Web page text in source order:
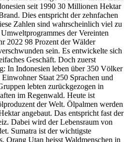
seit 1990 30 Millionen Hektar
Dies entspricht der zehnfachen
Zahlen sind wahrscheinlich viel zu
der Vereinten
2022 98 Prozent der Wälder
sein. Es entwickelte sich
Geschäft. Doch zuerst
In Indonesien leben über 350 Völker
Staat 250 Sprachen und
lebten zurückgezogen in
im Regenwald. Heute ist
der Welt. Ölpalmen werden
angebaut. Das entspricht fast der
Dabei wird der Lebensraum von
Sumatra ist der wichtigste
Orang Utan heisst Waldmenschen in